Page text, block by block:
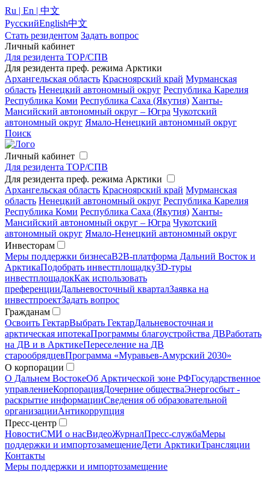
Ru | En | 中文
РусскийEnglish中文
Стать резидентом Задать вопрос
Личный кабинет
Для резидента ТОР/СПВ
Для резидента преф. режима Арктики
Архангельская область Красноярский край Мурманская
область Ненецкий автономный округ Республика Карелия
Республика Коми Республика Саха (Якутия) Ханты-
Мансийский автономный округ – Югра Чукотский
автономный округ Ямало-Ненецкий автономный округ
Поиск
Личный кабинет
Для резидента ТОР/СПВ
Для резидента преф. режима Арктики
Архангельская область Красноярский край Мурманская
область Ненецкий автономный округ Республика Карелия
Республика Коми Республика Саха (Якутия) Ханты-
Мансийский автономный округ – Югра Чукотский
автономный округ Ямало-Ненецкий автономный округ
Инвесторам
Меры поддержки бизнесаB2B-платформа Дальний Восток и
АрктикаПодобрать инвестплощадку3D-туры
инвестплощадокКак использовать
преференцииДальневосточный кварталЗаявка на
инвестпроектЗадать вопрос
Гражданам
Освоить ГектарВыбрать ГектарДальневосточная и
арктическая ипотекаПрограммы благоустройства ДВРаботать
на ДВ и в АрктикеПереселение на ДВ
старообрядцевПрограмма «Муравьев-Амурский 2030»
О корпорации
О Дальнем ВостокеОб Арктической зоне РФГосударственное
управлениеКорпорацияДочерние обществаЭнергосбыт -
раскрытие информацииСведения об образовательной
организацииАнтикоррупция
Пресс-центр
НовостиСМИ о насВидеоЖурналПресс-службаМеры
поддержки и импортозамещениеДети АрктикиТрансляции
Контакты
Меры поддержки и импортозамещение